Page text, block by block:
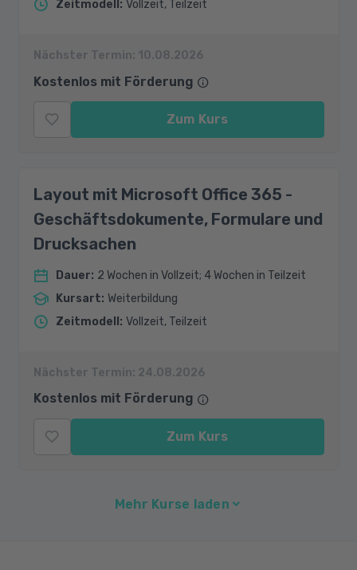
Zeitmodell : Vollzeit, Teilzeit
Nächster Termin: 10.08.2026
Kostenlos mit Förderung
Zum Kurs
Layout mit Microsoft Office 365 -
Geschäftsdokumente, Formulare und
Drucksachen
Dauer: 2 Wochen in Vollzeit; 4 Wochen in Teilzeit
Kursart: Weiterbildung
Zeitmodell : Vollzeit, Teilzeit
Nächster Termin: 24.08.2026
Kostenlos mit Förderung
Zum Kurs
Mehr Kurse laden